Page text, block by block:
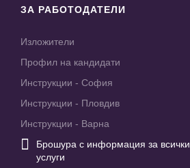
ЗА РАБОТОДАТЕЛИ
Изложители
Профил на кандидати
Инструкции - София
Инструкции - Пловдив
Инструкции - Варна

Брошура с информация за всички
услуги